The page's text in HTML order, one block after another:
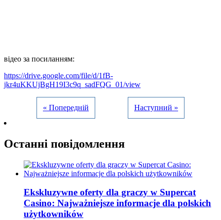
відео за посиланням:
https://drive.google.com/file/d/1fB-
jkr4uKKUjBgH19I3c9q_sadFQG_01/view
« Попередній Наступний »
Останні повідомлення
Ekskluzywne oferty dla graczy w Supercat
Casino: Najważniejsze informacje dla polskich
użytkowników